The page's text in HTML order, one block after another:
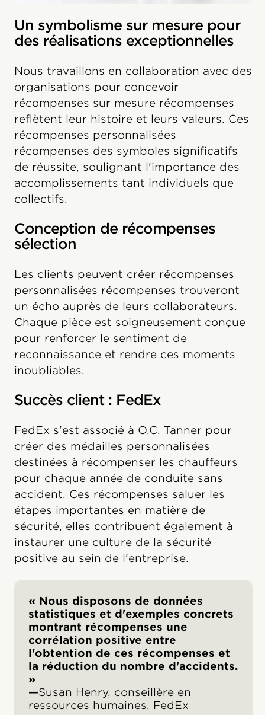
Un symbolisme sur mesure pour
des réalisations exceptionnelles
Nous travaillons en collaboration avec des
organisations pour concevoir
récompenses sur mesure récompenses
reflètent leur histoire et leurs valeurs. Ces
récompenses personnalisées
récompenses des symboles significatifs
de réussite, soulignant l'importance des
accomplissements tant individuels que
collectifs.
Conception de récompenses
sélection
Les clients peuvent créer récompenses
personnalisées récompenses trouveront
un écho auprès de leurs collaborateurs.
Chaque pièce est soigneusement conçue
pour renforcer le sentiment de
reconnaissance et rendre ces moments
inoubliables.
Succès client : FedEx
FedEx s'est associé à O.C. Tanner pour
créer des médailles personnalisées
destinées à récompenser les chauffeurs
pour chaque année de conduite sans
accident. Ces récompenses saluer les
étapes importantes en matière de
sécurité, elles contribuent également à
instaurer une culture de la sécurité
positive au sein de l'entreprise.
« Nous disposons de données
statistiques et d'exemples concrets
montrant récompenses une
corrélation positive entre
l'obtention de ces récompenses et
la réduction du nombre d'accidents.
»
‍—Susan Henry, conseillère en
ressources humaines, FedEx